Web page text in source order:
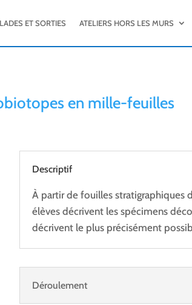
ET SORTIES ATELIERS HORS LES MURS
en mille-feuilles
Descriptif
À partir de fouilles stratigraphiques
élèves décrivent les spécimens
décrivent le plus précisément
Déroulement